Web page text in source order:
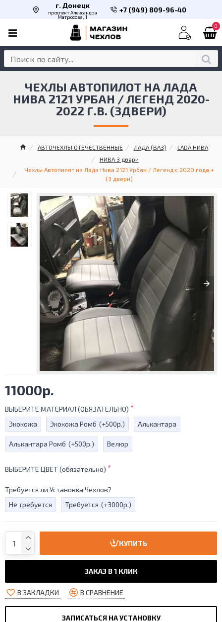
г. Донецк
проспект Александра
Матросова, 1
+7 (949) 809-96-40
0
АВТОЧЕХЛЫ ОТЕЧЕСТВЕННЫЕ ЛАДА (ВАЗ)
LADA НИВА
НИВА 3 двери
Чехлы Автопилот на Лада Нива 2121 Урбан / Легенд с 2020 года +
(3 двери)
ЧЕХЛЫ АВТОПИЛОТ НА ЛАДА
НИВА 2121 УРБАН / ЛЕГЕНД 2020-
2022 Г.В. (3ДВЕРИ)
11000р.
ВЫБЕРИТЕ МАТЕРИАЛ (ОБЯЗАТЕЛЬНО)
Экокожа
Экокожа Ромб (+500р.) Алькантара
Алькантара Ромб (+500р.) Велюр
ВЫБЕРИТЕ ЦВЕТ (обязательно)
Требуется ли Установка Чехлов?
Не требуется
Требуется (+3000р.)
КУПИТЬ
ЗАКАЗ В 1 КЛИК
В ЗАКЛАДКИ В СРАВНЕНИЕ
ЗАПИСАТЬСЯ НА УСТАНОВКУ